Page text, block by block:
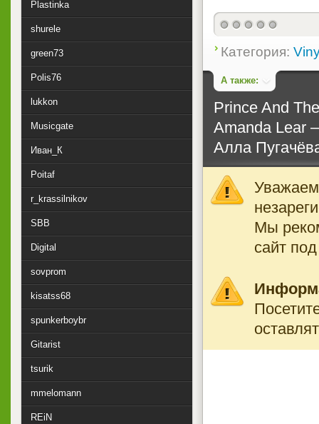
Категория:
А также:
Prince And
Amanda Lear
Алла
Мы
сайт
Plastinka
shurele
green73
Polis76
lukkon
Musicgate
Иван_К
Poitaf
r_krassilnikov
SBB
Digital
sovprom
kisatss68
spunkerboybr
Gitarist
tsurik
mmelomann
REiN